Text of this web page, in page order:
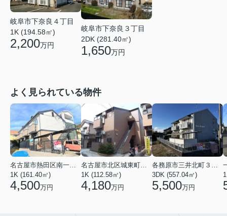
岐阜市下奈良４丁目
1K (194.58㎡)
2,200万円
岐阜市下奈良３丁目
2DK (281.40㎡)
1,650万円
よく見られている物件
1K (161.40㎡)
4,500万円
1K (112.58㎡)
4,180万円
3DK (557.04㎡)
5,500万円